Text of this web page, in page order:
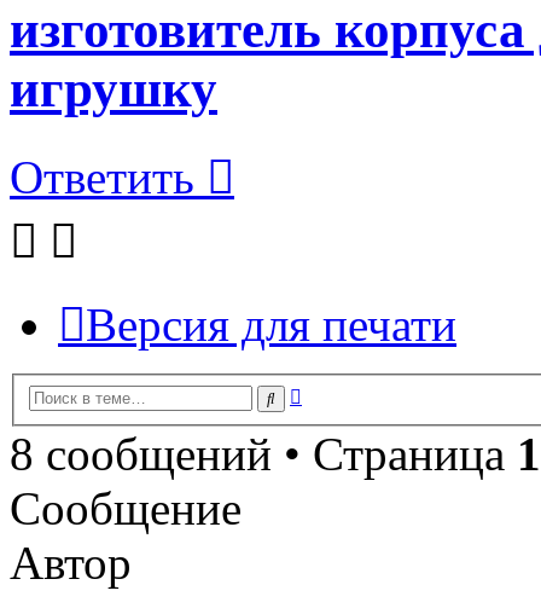
изготовитель
игрушку
Ответить
Версия для печати
Поиск
8 сообщений • Страница 1
Сообщение
Автор